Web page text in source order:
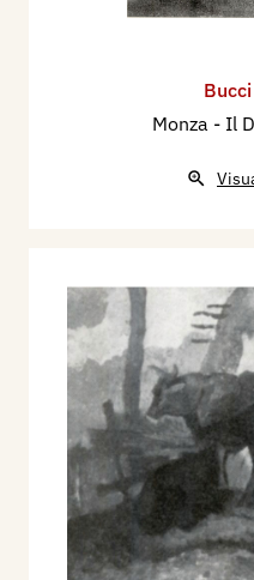
Monza - Il